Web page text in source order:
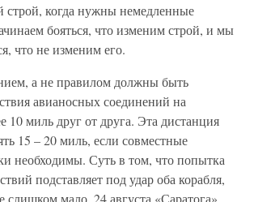
строй, когда нужны немедленные
бояться, что изменим строй, и мы
что не изменим его.
а не правилом должны быть
авианосных соединений на
10 миль друг от друга. Эта дистанция
15 – 20 миль, если совместные
необходимы. Суть в том, что попытка
подставляет под удар оба корабля,
слишком мало. 24 августа «Саратога»